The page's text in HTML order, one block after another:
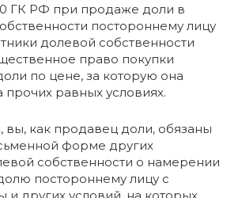
ГК РФ при продаже доли в
постороннему лицу
долевой собственности
право покупки
по цене, за которую она
прочих равных условиях.
вы, как продавец доли, обязаны
форме других
собственности о намерении
постороннему лицу с